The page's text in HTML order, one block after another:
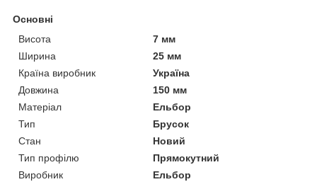
Основні
Висота
7 мм
Ширина
25 мм
Країна виробник
Україна
Довжина
150 мм
Матеріал
Ельбор
Тип
Брусок
Стан
Новий
Тип профілю
Прямокутний
Виробник
Ельбор